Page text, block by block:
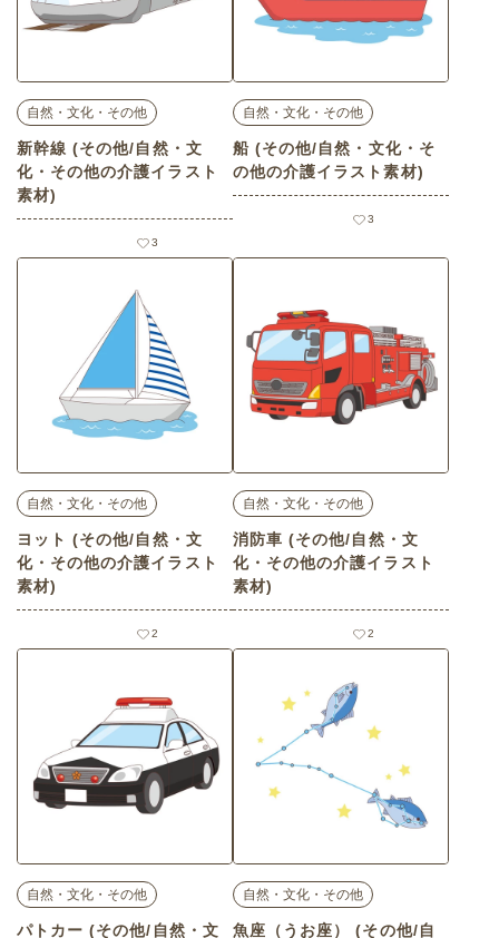
自然・文化・その他
新幹線 (その他/自然・文
化・その他の介護イラスト
素材)
3
自然・文化・その他
船 (その他/自然・文化・そ
の他の介護イラスト素材)
3
自然・文化・その他
ヨット (その他/自然・文
化・その他の介護イラスト
素材)
2
自然・文化・その他
消防車 (その他/自然・文
化・その他の介護イラスト
素材)
2
自然・文化・その他
パトカー (その他/自然・文
自然・文化・その他
魚座（うお座） (その他/自